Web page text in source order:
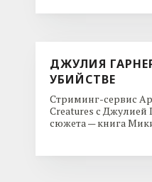
ДЖУЛИЯ
УБИЙСТВЕ
Стриминг-сервис
Creatures с Джулией
сюжета — книга